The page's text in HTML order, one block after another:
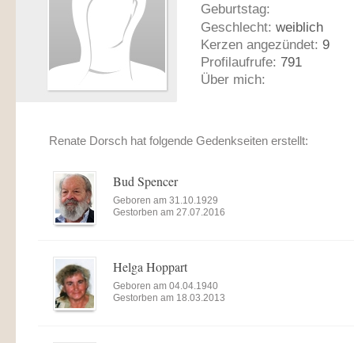
Geburtstag:
Geschlecht: weiblich
Kerzen angezündet: 9
Profilaufrufe: 791
Über mich:
Renate Dorsch hat folgende Gedenkseiten erstellt:
Bud Spencer
Geboren am 31.10.1929
Gestorben am 27.07.2016
Helga Hoppart
Geboren am 04.04.1940
Gestorben am 18.03.2013